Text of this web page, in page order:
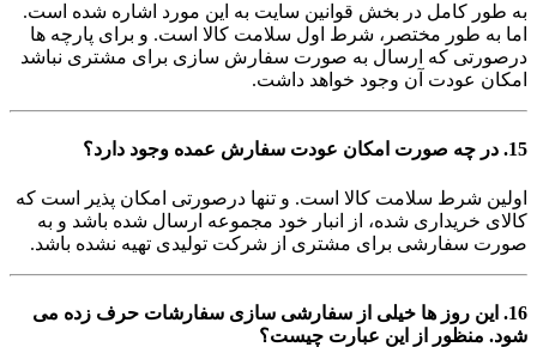
به طور کامل در بخش قوانین سایت به این مورد اشاره شده است.
اما به طور مختصر، شرط اول سلامت کالا است. و برای پارچه ها
درصورتی که ارسال به صورت سفارش سازی برای مشتری نباشد
امکان عودت آن وجود خواهد داشت.
15. در چه صورت امکان عودت سفارش عمده وجود دارد؟
اولین شرط سلامت کالا است. و تنها درصورتی امکان پذیر است که
کالای خریداری شده، از انبار خود مجموعه ارسال شده باشد و به
صورت سفارشی برای مشتری از شرکت تولیدی تهیه نشده باشد.
16. این روز ها خیلی از سفارشی سازی سفارشات حرف زده می
شود. منظور از این عبارت چیست؟